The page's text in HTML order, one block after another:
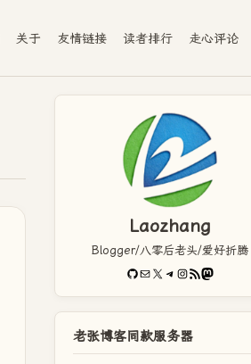
关于 友情链接 读者排行 走心评论
Laozhang
Blogger/八零后老头/爱好折腾
GitHub
电子邮件X Telegram
Instagram
RSS FeedMastodon
老张博客同款服务器